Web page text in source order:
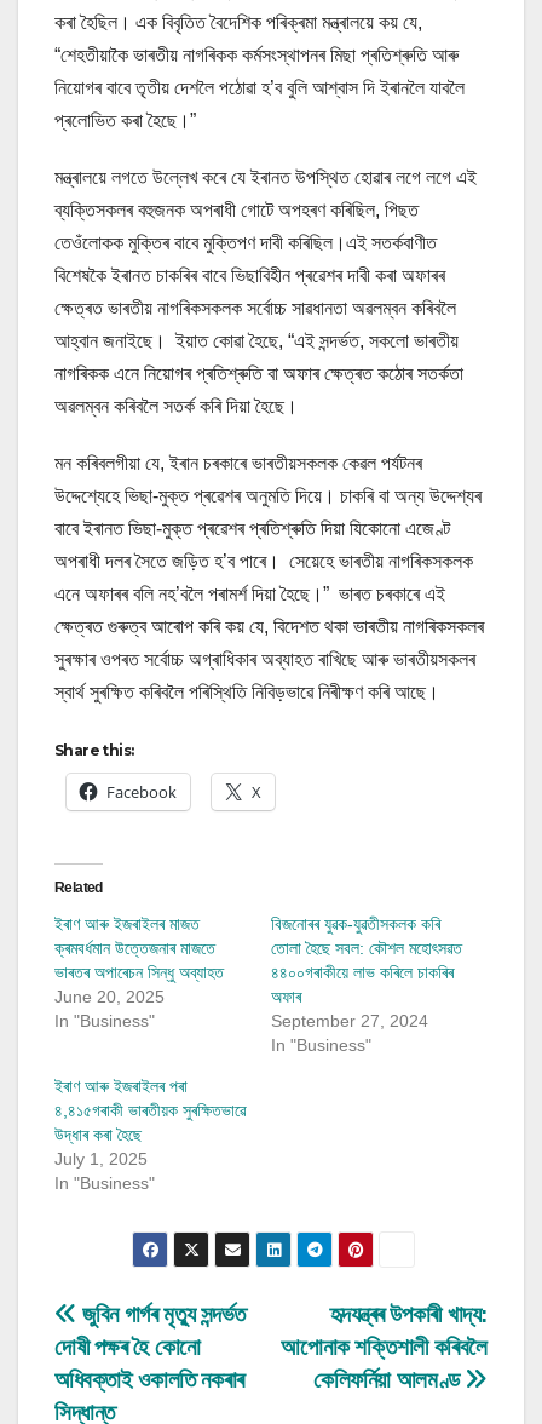
কৰা হৈছিল। এক বিবৃতিত বৈদেশিক পৰিক্ৰমা মন্ত্ৰালয়ে কয় যে,
“শেহতীয়াকৈ ভাৰতীয় নাগৰিকক কৰ্মসংস্থাপনৰ মিছা প্ৰতিশ্ৰুতি আৰু
নিয়োগৰ বাবে তৃতীয় দেশলৈ পঠোৱা হ’ব বুলি আশ্বাস দি ইৰানলৈ যাবলৈ
প্ৰলোভিত কৰা হৈছে।”
মন্ত্ৰালয়ে লগতে উল্লেখ কৰে যে ইৰানত উপস্থিত হোৱাৰ লগে লগে এই
ব্যক্তিসকলৰ বহুজনক অপৰাধী গোটে অপহৰণ কৰিছিল, পিছত
তেওঁলোকক মুক্তিৰ বাবে মুক্তিপণ দাবী কৰিছিল।এই সতৰ্কবাণীত
বিশেষকৈ ইৰানত চাকৰিৰ বাবে ভিছাবিহীন প্ৰৱেশৰ দাবী কৰা অফাৰৰ
ক্ষেত্ৰত ভাৰতীয় নাগৰিকসকলক সৰ্বোচ্চ সাৱধানতা অৱলম্বন কৰিবলৈ
আহ্বান জনাইছে। ইয়াত কোৱা হৈছে, “এই সন্দৰ্ভত, সকলো ভাৰতীয়
নাগৰিকক এনে নিয়োগৰ প্ৰতিশ্ৰুতি বা অফাৰ ক্ষেত্ৰত কঠোৰ সতৰ্কতা
অৱলম্বন কৰিবলৈ সতৰ্ক কৰি দিয়া হৈছে।
মন কৰিবলগীয়া যে, ইৰান চৰকাৰে ভাৰতীয়সকলক কেৱল পৰ্যটনৰ
উদ্দেশ্যেহে ভিছা-মুক্ত প্ৰৱেশৰ অনুমতি দিয়ে। চাকৰি বা অন্য উদ্দেশ্যৰ
বাবে ইৰানত ভিছা-মুক্ত প্ৰৱেশৰ প্ৰতিশ্ৰুতি দিয়া যিকোনো এজেণ্ট
অপৰাধী দলৰ সৈতে জড়িত হ’ব পাৰে। সেয়েহে ভাৰতীয় নাগৰিকসকলক
এনে অফাৰৰ বলি নহ’বলৈ পৰামৰ্শ দিয়া হৈছে।” ভাৰত চৰকাৰে এই
ক্ষেত্ৰত গুৰুত্ব আৰোপ কৰি কয় যে, বিদেশত থকা ভাৰতীয় নাগৰিকসকলৰ
সুৰক্ষাৰ ওপৰত সৰ্বোচ্চ অগ্ৰাধিকাৰ অব্যাহত ৰাখিছে আৰু ভাৰতীয়সকলৰ
স্বাৰ্থ সুৰক্ষিত কৰিবলৈ পৰিস্থিতি নিবিড়ভাৱে নিৰীক্ষণ কৰি আছে।
Share this:
Facebook X
Related
ইৰাণ আৰু ইজৰাইলৰ মাজত
ক্ৰমবৰ্ধমান উত্তেজনাৰ মাজতে
ভাৰতৰ অপাৰেচন সিন্ধু অব্যাহত
June 20, 2025
In "Business"
বিজনোৰৰ যুৱক-যুৱতীসকলক কৰি
তোলা হৈছে সবল: কৌশল মহোৎসৱত
৪৪০০গৰাকীয়ে লাভ কৰিলে চাকৰিৰ
অফাৰ
September 27, 2024
In "Business"
ইৰাণ আৰু ইজৰাইলৰ পৰা
৪,৪১৫গৰাকী ভাৰতীয়ক সুৰক্ষিতভাৱে
উদ্ধাৰ কৰা হৈছে
July 1, 2025
In "Business"
Post
navigation
হৃদযন্ত্ৰৰ উপকাৰী খাদ্য:
আপোনাক শক্তিশালী কৰিবলৈ
কেলিফৰ্নিয়া আলমণ্ড
জুবিন গাৰ্গৰ মৃত্যু সন্দৰ্ভত
দোষী পক্ষৰ হৈ কোনো
অধিবক্তাই ওকালতি নকৰাৰ
সিদ্ধান্ত